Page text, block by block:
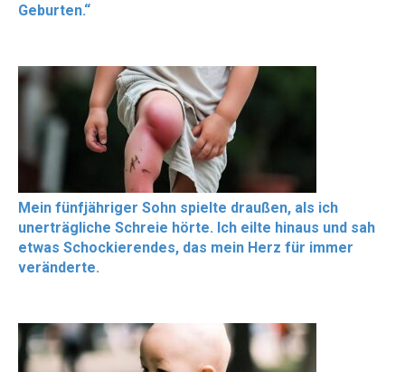
Geburten.“
Mein fünfjähriger Sohn spielte draußen, als ich
unerträgliche Schreie hörte. Ich eilte hinaus und sah
etwas Schockierendes, das mein Herz für immer
veränderte.